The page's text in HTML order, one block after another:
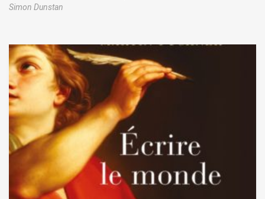
Simon Dunstan